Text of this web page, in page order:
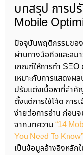
บทสรุป การป
Mobile
ปัจจุบันพฤติกรรมขอ
ผ่านทางมือถือและสม
เกณฑ์ให้การทำ SEO
เหมาะกับการแสดงผ
ปรับแต่งเนื้อหาที่สำคั
ตั้งแต่การใช้โค้ด การ
ง่ายต่อการอ่าน ก่อน
จากบทความ “14
You Need To Know”
เป็นข้อมูลอ้างอิงหลัก